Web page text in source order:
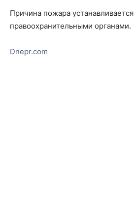
Причина пожара устанавливается
правоохранительными органами.
Dnepr.com